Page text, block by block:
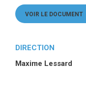
VOIR LE DOCUMENT
DIRECTION
Maxime Lessard